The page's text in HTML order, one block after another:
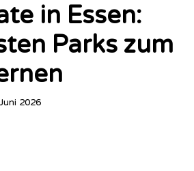
in Essen:
Parks zum
2026